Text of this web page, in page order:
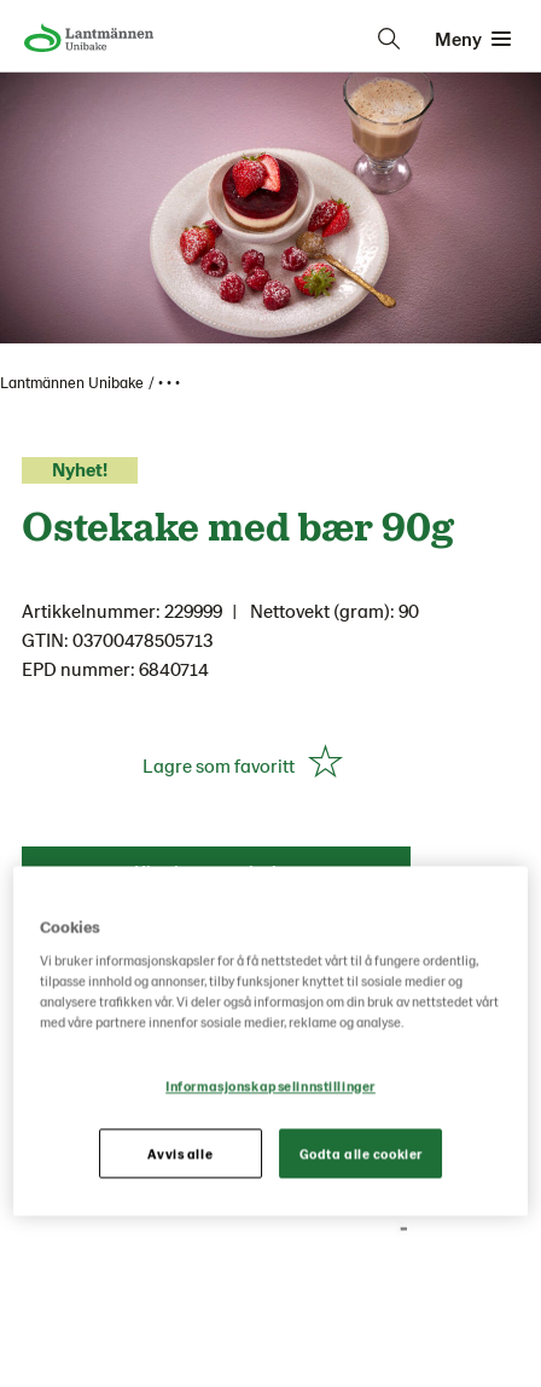
Meny
Lantmännen Unibake • • •
Nyhet!
Ostekake med bær 90g
Artikkelnummer: 229999
Nettovekt (gram): 90
GTIN: 03700478505713
EPD nummer: 6840714
Lagre som favoritt
Kjøp hos grossist her
Cookies
Vi bruker informasjonskapsler for å få nettstedet vårt til å fungere ordentlig,
tilpasse innhold og annonser, tilby funksjoner knyttet til sosiale medier og
analysere trafikken vår. Vi deler også informasjon om din bruk av nettstedet vårt
med våre partnere innenfor sosiale medier, reklame og analyse.
Informasjonskapselinnstillinger
Avvis alle Godta alle cookier